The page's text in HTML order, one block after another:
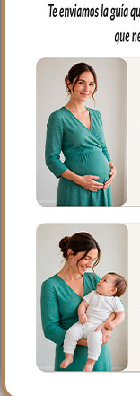
cremalleras,
Puedes usar
usando el ojal
del guante.
El tejido
una polipiel
agradable.
El tejido del,
piqué de
Puedes lavar a
siempre agua
secado al natural.